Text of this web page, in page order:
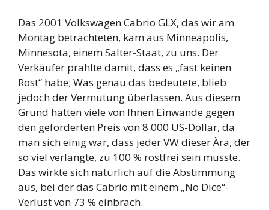
Das 2001 Volkswagen Cabrio GLX, das wir am
Montag betrachteten, kam aus Minneapolis,
Minnesota, einem Salter-Staat, zu uns. Der
Verkäufer prahlte damit, dass es „fast keinen
Rost“ habe; Was genau das bedeutete, blieb
jedoch der Vermutung überlassen. Aus diesem
Grund hatten viele von Ihnen Einwände gegen
den geforderten Preis von 8.000 US-Dollar, da
man sich einig war, dass jeder VW dieser Ära, der
so viel verlangte, zu 100 % rostfrei sein musste.
Das wirkte sich natürlich auf die Abstimmung
aus, bei der das Cabrio mit einem „No Dice“-
Verlust von 73 % einbrach.